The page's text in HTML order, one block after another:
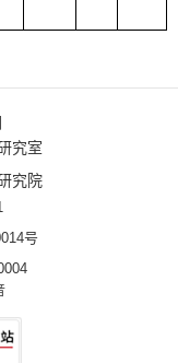
究室
究院
号